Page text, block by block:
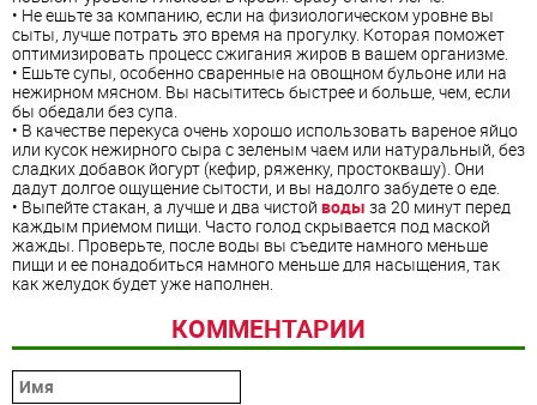
• Не ешьте за компанию, если на физиологическом уровне вы
сыты, лучше потрать это время на прогулку. Которая поможет
оптимизировать процесс сжигания жиров в вашем организме.
• Ешьте супы, особенно сваренные на овощном бульоне или на
нежирном мясном. Вы насытитесь быстрее и больше, чем, если
бы обедали без супа.
• В качестве перекуса очень хорошо использовать вареное яйцо
или кусок нежирного сыра с зеленым чаем или натуральный, без
сладких добавок йогурт (кефир, ряженку, простоквашу). Они
дадут долгое ощущение сытости, и вы надолго забудете о еде.
• Выпейте стакан, а лучше и два чистой воды за 20 минут перед
каждым приемом пищи. Часто голод скрывается под маской
жажды. Проверьте, после воды вы съедите намного меньше
пищи и ее понадобиться намного меньше для насыщения, так
как желудок будет уже наполнен.
КОММЕНТАРИИ